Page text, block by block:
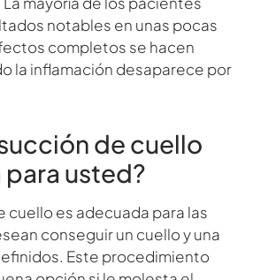
notables en unas pocas
completos se hacen
la inflamación desaparece por
de cuello
usted?
cuello es adecuada para las
conseguir un cuello y una
Este procedimiento